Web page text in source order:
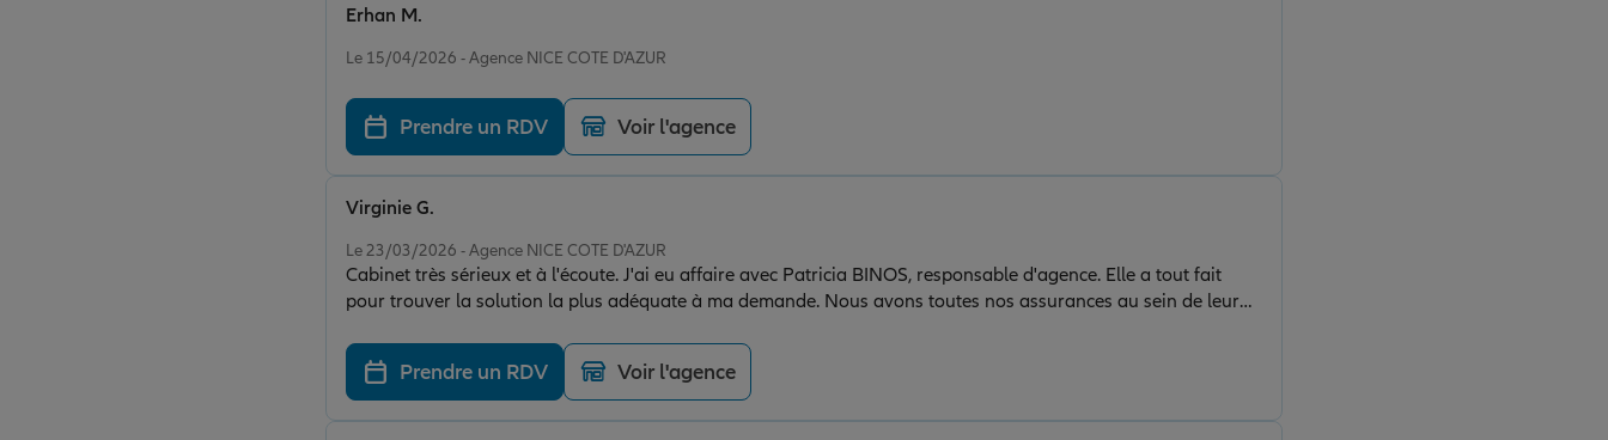
Le 15/04/2026 - Agence NICE COTE D'AZUR
Erhan M.
Prendre un RDV Voir l'agence
Le 23/03/2026 - Agence NICE COTE D'AZUR
Cabinet très sérieux et à l'écoute. J'ai eu affaire avec Patricia BINOS, responsable d'agence. Elle a tout fait
pour trouver la solution la plus adéquate à ma demande. Nous avons toutes nos assurances au sein de leur
recommande +++++++
Virginie G.
Prendre un RDV Voir l'agence